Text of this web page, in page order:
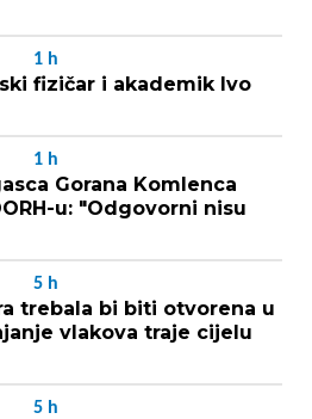
1 h
fizičar i akademik Ivo
1 h
Gorana Komlenca
u: "Odgovorni nisu
5 h
trebala bi biti otvorena u
vlakova traje cijelu
5 h